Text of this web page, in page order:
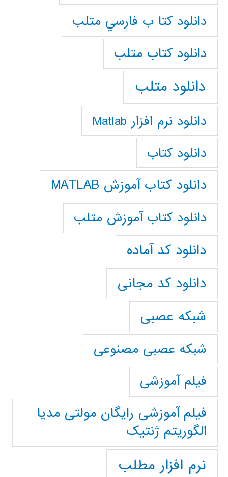
دانلود كتا ب فارسي متلب
دانلود كتاب متلب
دانلود متلب
دانلود نرم افزار Matlab
دانلود کتاب
دانلود کتاب آموزش MATLAB
دانلود کتاب آموزش متلب
دانلود کد آماده
دانلود کد مجانی
شبکه عصبی
شبکه عصبی مصنوعی
فیلم آموزشی
فیلم آموزشی رایگان مولتی مدیا
الگوریتم ژنتیک
نرم افزار مطلب